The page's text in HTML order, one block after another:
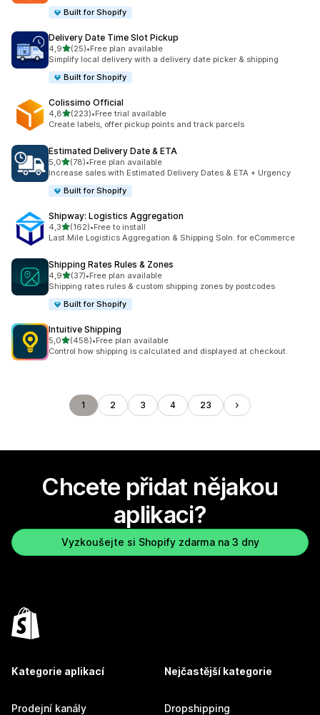
Built for Shopify
Delivery Date Time Slot Pickup
4,9z 5 hvězd
(25)
Celkový počet recenzí: 25
•Free plan available
Simplify local delivery with a delivery date picker & shipping
Built for Shopify
Colissimo Official
4,8z 5 hvězd
(223)
Celkový počet recenzí: 223
•Free trial available
Create labels, offer pickup points and track parcels
Estimated Delivery Date & ETA
5,0z 5 hvězd
(78)
Celkový počet recenzí: 78
•Free plan available
Increase sales with Estimated Delivery Dates & ETA + Urgency
Built for Shopify
Shipway: Logistics Aggregation
4,3z 5 hvězd
(162)
Celkový počet recenzí: 162
•Free to install
Last Mile Logistics Aggregation & Shipping Soln. for eCommerce
Shipping Rates Rules & Zones
4,9z 5 hvězd
(37)
Celkový počet recenzí: 37
•Free plan available
Shipping rates rules & custom shipping zones by postcodes
Built for Shopify
Intuitive Shipping
5,0z 5 hvězd
(458)
Celkový počet recenzí: 458
•Free plan available
Control how shipping is calculated and displayed at checkout.
1 2 3 4 23
Chcete přidat nějakou
aplikaci?
Vyzkoušejte si Shopify zdarma na 3 dny
Kategorie aplikací
Prodejní kanály
Nejčastější kategorie
Dropshipping